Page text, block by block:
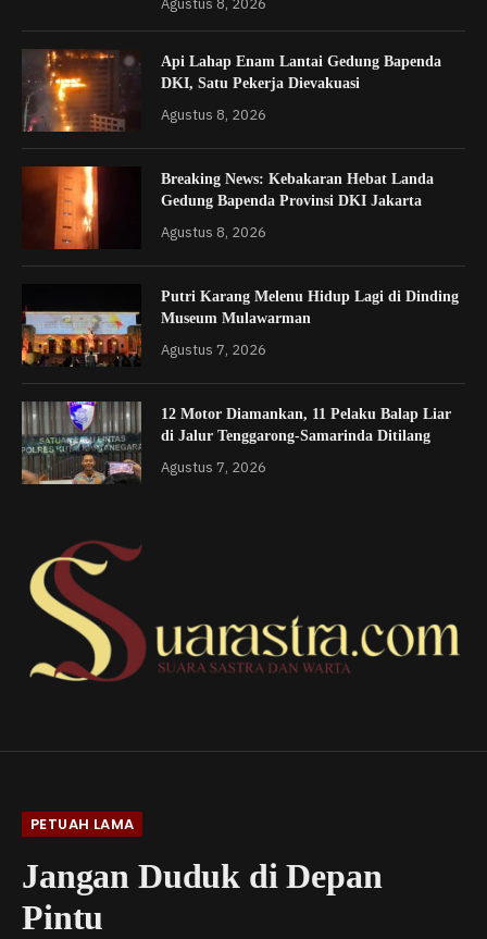
Agustus 8, 2026
Api Lahap Enam Lantai Gedung Bapenda
DKI, Satu Pekerja Dievakuasi
Agustus 8, 2026
Breaking News: Kebakaran Hebat Landa
Gedung Bapenda Provinsi DKI Jakarta
Agustus 8, 2026
Putri Karang Melenu Hidup Lagi di Dinding
Museum Mulawarman
Agustus 7, 2026
12 Motor Diamankan, 11 Pelaku Balap Liar
di Jalur Tenggarong-Samarinda Ditilang
Agustus 7, 2026
PETUAH LAMA
Jangan Duduk di Depan
Pintu